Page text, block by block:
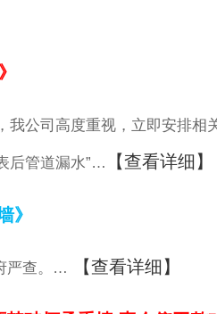
我公司高度重视，立即安排相
后管道漏水”… 【查看详细】
》
严查。… 【查看详细】